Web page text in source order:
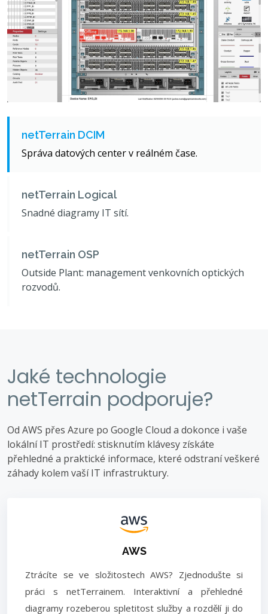
netTerrain DCIM
Správa datových center v reálném čase.
netTerrain Logical
Snadné diagramy IT sítí.
netTerrain OSP
Outside Plant: management venkovních optických
rozvodů.
Jaké technologie
netTerrain podporuje?
Od AWS přes Azure po Google Cloud a dokonce i vaše
lokální IT prostředí: stisknutím klávesy získáte
přehledné a praktické informace, které odstraní veškeré
záhady kolem vaší IT infrastruktury.
AWS
Ztrácíte se ve složitostech AWS? Zjednodušte si
práci s netTerrainem. Interaktivní a přehledné
diagramy rozeberou spletitost služby a rozdělí ji do